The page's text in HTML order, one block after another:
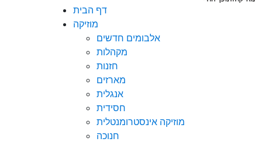
דף הבית
מוזיקה
אלבומים חדשים
מקהלות
חזנות
מארזים
אנגלית
חסידית
מוזיקה אינסטרומנטלית
חנוכה